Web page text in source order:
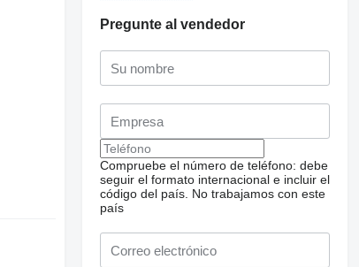
Pregunte al vendedor
Compruebe el número de teléfono: debe
seguir el formato internacional e incluir el
código del país. No trabajamos con este
país